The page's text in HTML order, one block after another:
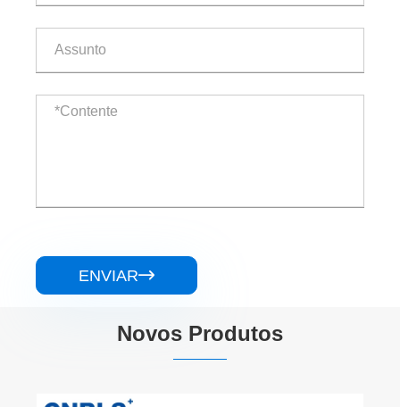
ENVIAR
Novos Produtos